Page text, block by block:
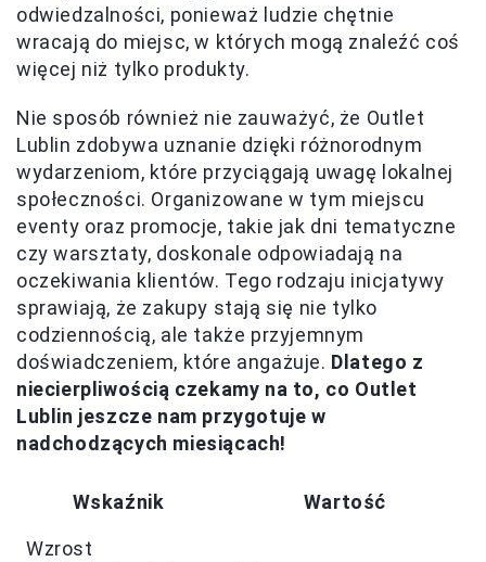
odwiedzalności, ponieważ ludzie chętnie
wracają do miejsc, w których mogą znaleźć coś
więcej niż tylko produkty.
Nie sposób również nie zauważyć, że Outlet
Lublin zdobywa uznanie dzięki różnorodnym
wydarzeniom, które przyciągają uwagę lokalnej
społeczności. Organizowane w tym miejscu
eventy oraz promocje, takie jak dni tematyczne
czy warsztaty, doskonale odpowiadają na
oczekiwania klientów. Tego rodzaju inicjatywy
sprawiają, że zakupy stają się nie tylko
codziennością, ale także przyjemnym
doświadczeniem, które angażuje. Dlatego z
niecierpliwością czekamy na to, co Outlet
Lublin jeszcze nam przygotuje w
nadchodzących miesiącach!
Wskaźnik Wartość
Wzrost